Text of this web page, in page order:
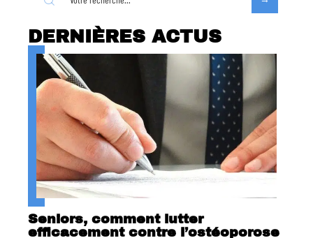
DERNIÈRES ACTUS
Seniors, comment lutter
efficacement contre l’ostéoporose